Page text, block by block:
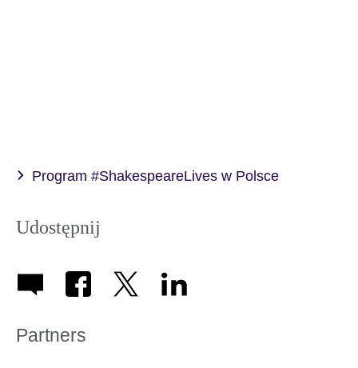
Program #ShakespeareLives w Polsce
Udostępnij
Partners